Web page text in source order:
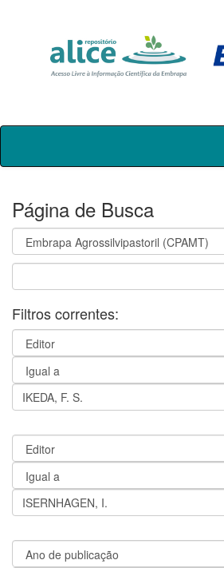
Skip
Página de Busca
Filtros correntes: